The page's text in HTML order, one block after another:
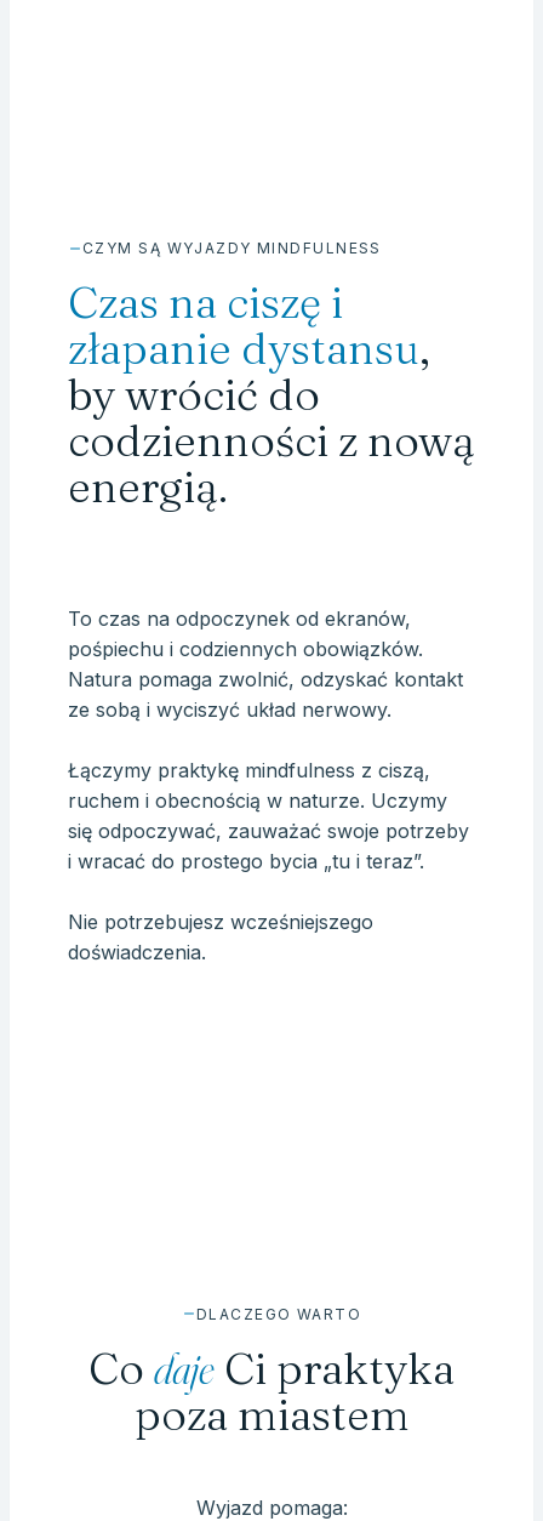
CZYM SĄ WYJAZDY MINDFULNESS
Czas na ciszę i
złapanie dystansu,
by wrócić do
codzienności z nową
energią.
To czas na odpoczynek od ekranów,
pośpiechu i codziennych obowiązków.
Natura pomaga zwolnić, odzyskać kontakt
ze sobą i wyciszyć układ nerwowy.
Łączymy praktykę mindfulness z ciszą,
ruchem i obecnością w naturze. Uczymy
się odpoczywać, zauważać swoje potrzeby
i wracać do prostego bycia „tu i teraz”.
Nie potrzebujesz wcześniejszego
doświadczenia.
DLACZEGO WARTO
Co daje Ci praktyka
poza miastem
Wyjazd pomaga: